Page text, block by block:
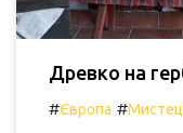
Древко на
#Європа #